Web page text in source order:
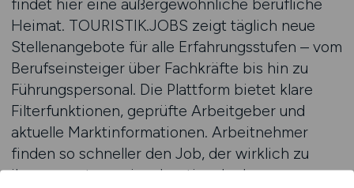
findet hier eine außergewöhnliche berufliche
Heimat. TOURISTIK.JOBS zeigt täglich neue
Stellenangebote für alle Erfahrungsstufen – vom
Berufseinsteiger über Fachkräfte bis hin zu
Führungspersonal. Die Plattform bietet klare
Filterfunktionen, geprüfte Arbeitgeber und
aktuelle Marktinformationen. Arbeitnehmer
finden so schneller den Job, der wirklich zu
ihnen passt – regional, national oder